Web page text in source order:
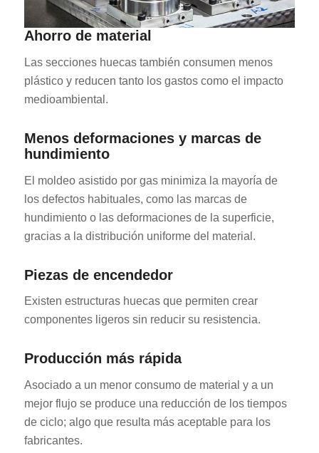
Ahorro de material
Las secciones huecas también consumen menos
plástico y reducen tanto los gastos como el impacto
medioambiental.
Menos deformaciones y marcas de
hundimiento
El moldeo asistido por gas minimiza la mayoría de
los defectos habituales, como las marcas de
hundimiento o las deformaciones de la superficie,
gracias a la distribución uniforme del material.
Piezas de encendedor
Existen estructuras huecas que permiten crear
componentes ligeros sin reducir su resistencia.
Producción más rápida
Asociado a un menor consumo de material y a un
mejor flujo se produce una reducción de los tiempos
de ciclo; algo que resulta más aceptable para los
fabricantes.